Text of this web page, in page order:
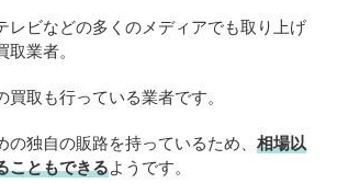
レビなどの多くのメディアでも取り上げ
業者。
取も行っている業者です。
独自の販路を持っているため、 相場以
こともできるようです。